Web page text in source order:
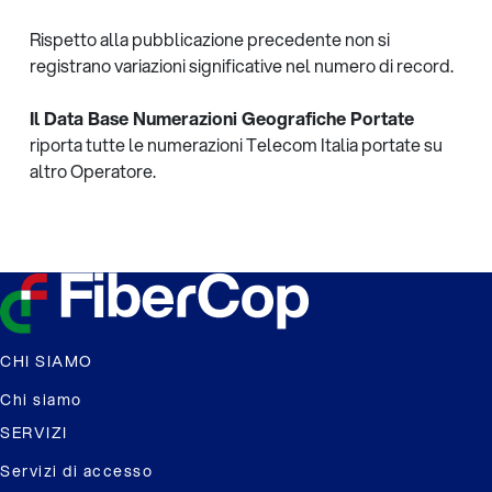
Rispetto alla pubblicazione precedente non si
registrano variazioni significative nelnumero di record.
Il Data Base Numerazioni Geografiche Portate
riporta tutte le numerazioni Telecom Italia portatesu
altro Operatore.
CHI SIAMO
Chi siamo
SERVIZI
Servizi di accesso